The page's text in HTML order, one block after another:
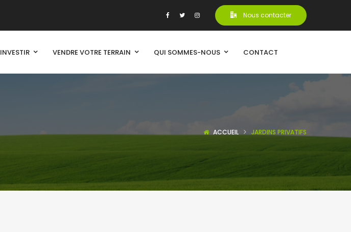
Nous contacter
INVESTIR VENDRE VOTRE TERRAIN QUI SOMMES-NOUS CONTACT
ACCUEIL JARDINS PRIVATIFS